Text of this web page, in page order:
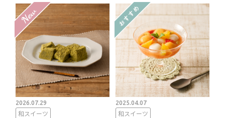
2026.07.29
和スイーツ
2025.04.07
和スイーツ